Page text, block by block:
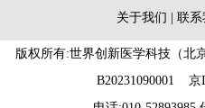
关于我们 联系
版权所有:世界创新医学科技（北
B20231090001 京